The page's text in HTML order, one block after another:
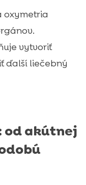
oxymetria
vytvoriť
ďalší liečebný
od akútnej